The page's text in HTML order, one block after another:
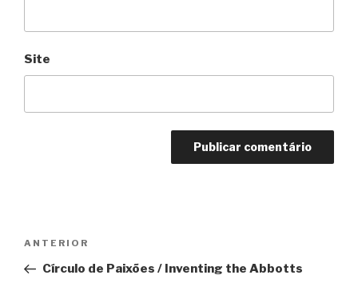
Site
Post
Anterior
ANTERIOR
Círculo de Paixões / Inventing the Abbotts